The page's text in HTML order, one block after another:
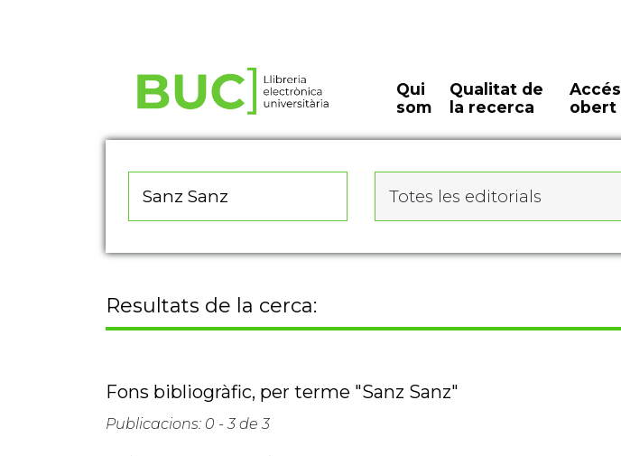
Qui
som
Qualitat de
la recerca
Accés
obert
Totes les editorials
Resultats de la cerca:
Fons bibliogràfic, per terme "Sanz Sanz"
Publicacions: 0 - 3 de 3